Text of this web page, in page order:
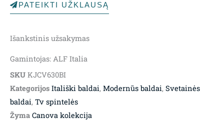
PATEIKTI UŽKLAUSĄ
Išankstinis užsakymas
Gamintojas: ALF Italia
SKU KJCV630BI
Kategorijos Itališki baldai, Modernūs baldai, Svetainės
baldai, Tv spintelės
Žyma Canova kolekcija